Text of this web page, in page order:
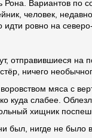
Рона. Вариантов
человек,
идти ровно на
отправившиеся на
ничего
мяса с
куда слабее.
хищник
был, нигде не было